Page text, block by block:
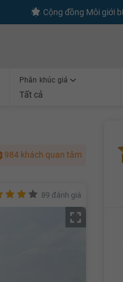
Cộng đồng Môi giới
Phân khúc giá
Tất cả
984 khách quan tâm
89 đánh giá